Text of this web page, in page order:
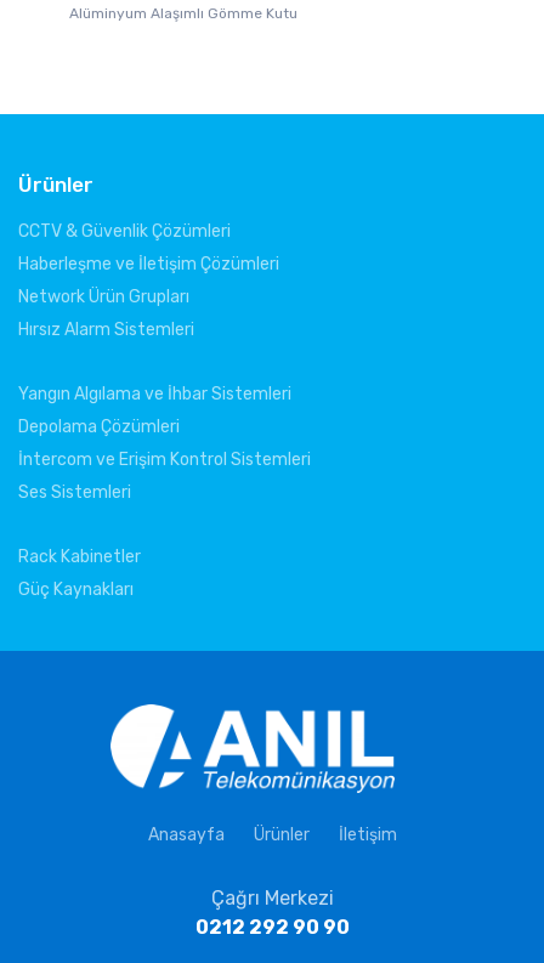
Alüminyum Alaşımlı Gömme Kutu
Ürünler
CCTV & Güvenlik Çözümleri
Haberleşme ve İletişim Çözümleri
Network Ürün Grupları
Hırsız Alarm Sistemleri
Yangın Algılama ve İhbar Sistemleri
Depolama Çözümleri
İntercom ve Erişim Kontrol Sistemleri
Ses Sistemleri
Rack Kabinetler
Güç Kaynakları
Anasayfa Ürünler İletişim
Çağrı Merkezi
0212 292 90 90